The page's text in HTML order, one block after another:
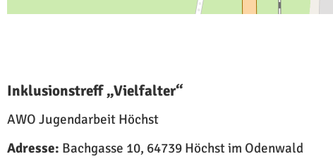
Inklusionstreff „Vielfalter“
AWO Jugendarbeit Höchst
Adresse: Bachgasse 10, 64739 Höchst im Odenwald